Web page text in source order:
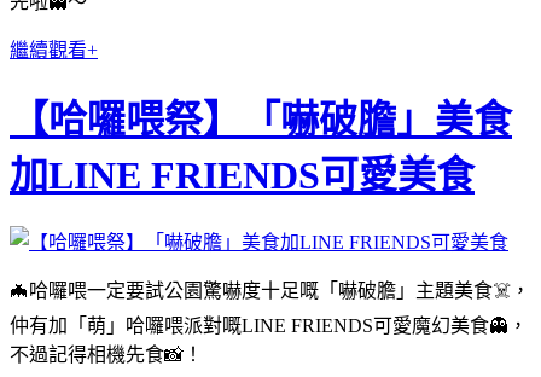
繼續觀看+
【哈囉喂祭】「嚇破膽」美食
加LINE FRIENDS可愛美食
🦇哈囉喂一定要試公園驚嚇度十足嘅「嚇破膽」主題美食☠️，
仲有加「萌」哈囉喂派對嘅LINE FRIENDS可愛魔幻美食👻，
不過記得相機先食📸！